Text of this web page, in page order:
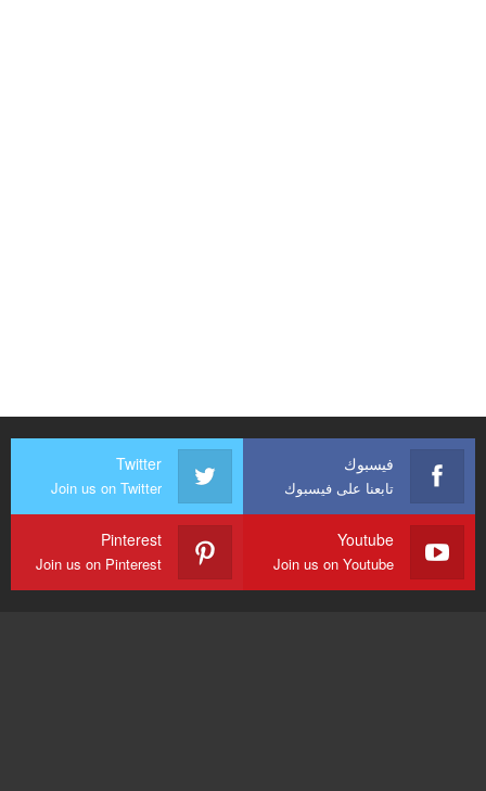
فيسبوك
تابعنا على فيسبوك
Twitter
Join us on Twitter
Youtube
Join us on Youtube
Pinterest
Join us on Pinterest